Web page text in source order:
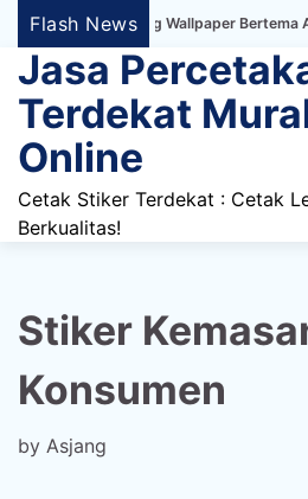
Skip
content
Flash News
Dinding Wallpaper Bertema Abstrak:
Jasa
Terdekat
Online
Cetak Stiker Terdekat : Cetak
Berkualitas!
Stiker
Konsumen
by Asjang